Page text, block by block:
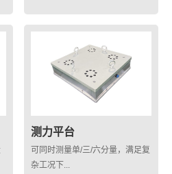
测力平台
可同时测量单/三/六分量，满足复
杂工况下...